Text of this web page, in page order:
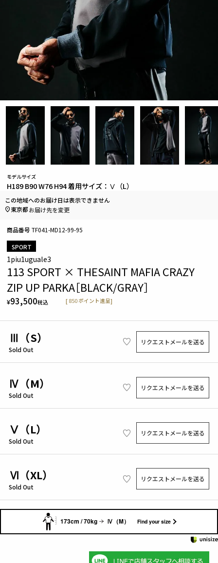
SPORT
モデルサイズ
H189 B90 W76 H94 着用サイズ：Ⅴ（L）
1piu1uguale3
113 SPORT × THESAINT MAFIA CRAZY
ZIP UP PARKA［BLACK/GRAY］
¥93,500税込 [ 850 ポイント進呈]
商品番号 TF041-MD12-99-95
Ⅲ（S）
Sold Out
リクエストメールを送る
Ⅳ（M）
Sold Out
リクエストメールを送る
Ⅴ（L）
Sold Out
リクエストメールを送る
Ⅵ（XL）
Sold Out
リクエストメールを送る
173cm / 70kg Ⅳ（M） Find your size
この地域へのお届け日は表示できません
東京都お届け先を変更